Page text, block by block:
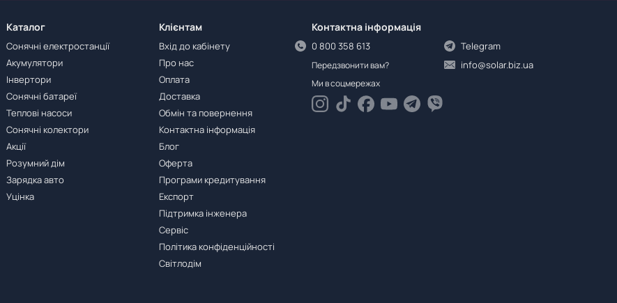
Каталог
Сонячні електростанції
Акумулятори
Інвертори
Сонячні батареї
Теплові насоси
Сонячні колектори
Акції
Розумний дім
Зарядка авто
Уцінка
Клієнтам
Вхід до кабінету
Про нас
Оплата
Доставка
Обмін та повернення
Контактна інформація
Блог
Оферта
Програми кредитування
Експорт
Підтримка інженера
Сервіс
Політика конфіденційності
Світлодім
Контактна інформація
0 800 358 613
Передзвонити вам?
Telegram
info@solar.biz.ua
Ми в соцмережах